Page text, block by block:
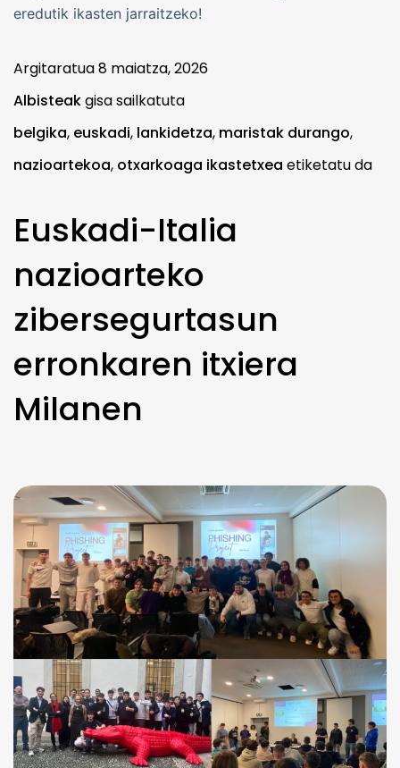
eredutik ikasten jarraitzeko!
Argitaratua8 maiatza, 2026
Albisteakgisa sailkatuta
belgika, euskadi, lankidetza, maristak durango,
nazioartekoa, otxarkoaga ikastetxea etiketatu da
Euskadi-Italia
nazioarteko
zibersegurtasun
erronkaren itxiera
Milanen